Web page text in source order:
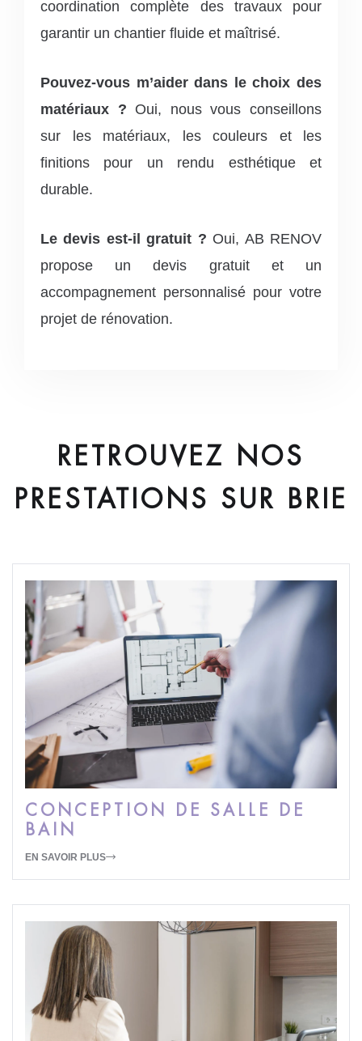
coordination complète des travaux pour
garantir un chantier fluide et maîtrisé.
Pouvez-vous m’aider dans le choix des
matériaux ? Oui, nous vous conseillons
sur les matériaux, les couleurs et les
finitions pour un rendu esthétique et
durable.
Le devis est-il gratuit ? Oui, AB RENOV
propose un devis gratuit et un
accompagnement personnalisé pour votre
projet de rénovation.
RETROUVEZ NOS
PRESTATIONS SUR BRIE
CONCEPTION DE SALLE DE
BAIN
EN SAVOIR PLUS